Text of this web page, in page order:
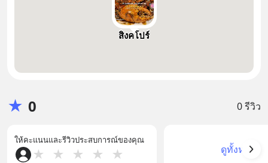
สิงคโปร์
★ 0 0 รีวิว
ให้คะแนนและรีวิวประสบการณ์ของคุณ
★ ★ ★ ★ ★ ดูทั้งหมด